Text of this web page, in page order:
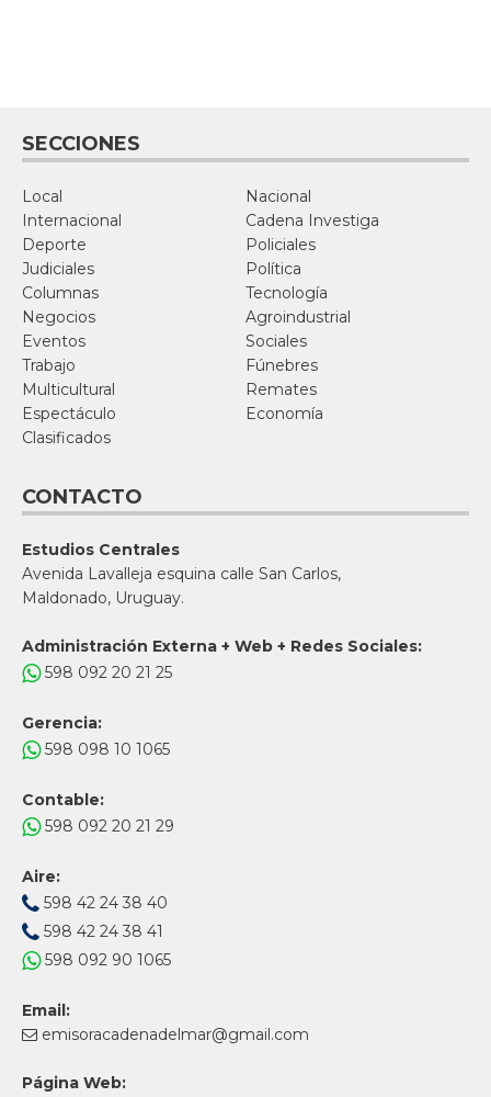
SECCIONES
Local
Nacional
Internacional
Cadena Investiga
Deporte
Policiales
Judiciales
Política
Columnas
Tecnología
Negocios
Agroindustrial
Eventos
Sociales
Trabajo
Fúnebres
Multicultural
Remates
Espectáculo
Economía
Clasificados
CONTACTO
Estudios Centrales
Avenida Lavalleja esquina calle San Carlos,
Maldonado, Uruguay.
Administración Externa + Web + Redes Sociales:
598 092 20 21 25
Gerencia:
598 098 10 1065
Contable:
598 092 20 21 29
Aire:
598 42 24 38 40
598 42 24 38 41
598 092 90 1065
Email:
emisoracadenadelmar@gmail.com
Página Web: